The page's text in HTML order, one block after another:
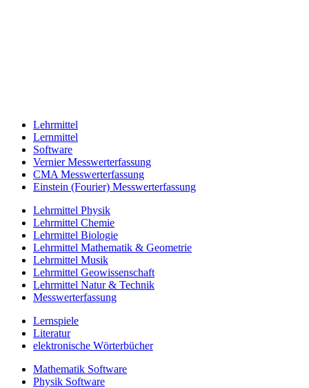
Lehrmittel
Lernmittel
Software
Vernier Messwerterfassung
CMA Messwerterfassung
Einstein (Fourier) Messwerterfassung
Lehrmittel Physik
Lehrmittel Chemie
Lehrmittel Biologie
Lehrmittel Mathematik & Geometrie
Lehrmittel Musik
Lehrmittel Geowissenschaft
Lehrmittel Natur & Technik
Messwerterfassung
Lernspiele
Literatur
elektronische Wörterbücher
Mathematik Software
Physik Software